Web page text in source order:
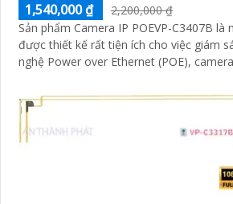
1,540,000 ₫
2,200,000 ₫
Sản phẩm Camera IP POEVP-C3407B
được thiết kế rất tiện ích cho việc giám sát an
nghệ Power over Ethernet (POE),